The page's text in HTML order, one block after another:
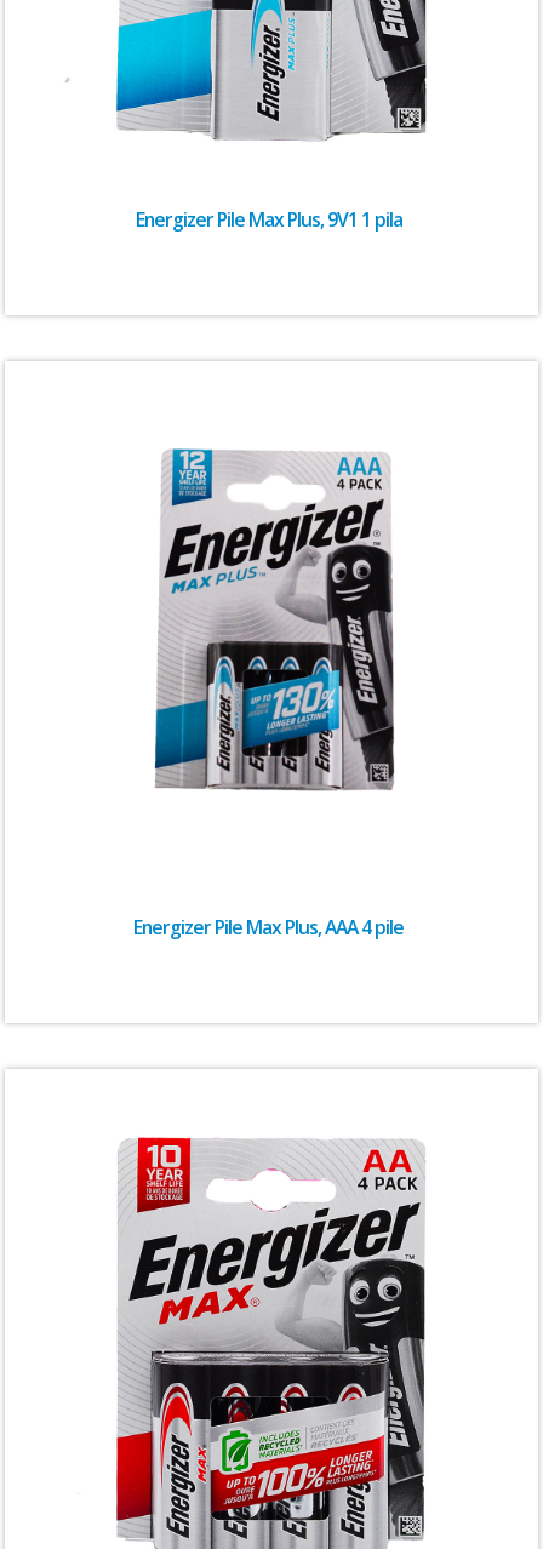
Energizer Pile Max Plus, 9V1 1 pila
Energizer Pile Max Plus, AAA 4 pile